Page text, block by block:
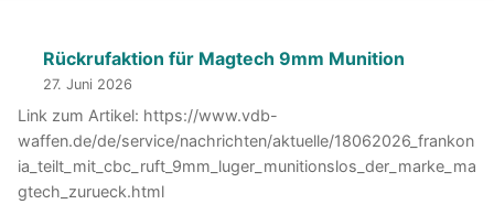
Rückrufaktion für Magtech 9mm Munition
27. Juni 2026
Link zum Artikel: https://www.vdb-
waffen.de/de/service/nachrichten/aktuelle/18062026_frankon
ia_teilt_mit_cbc_ruft_9mm_luger_munitionslos_der_marke_ma
gtech_zurueck.html